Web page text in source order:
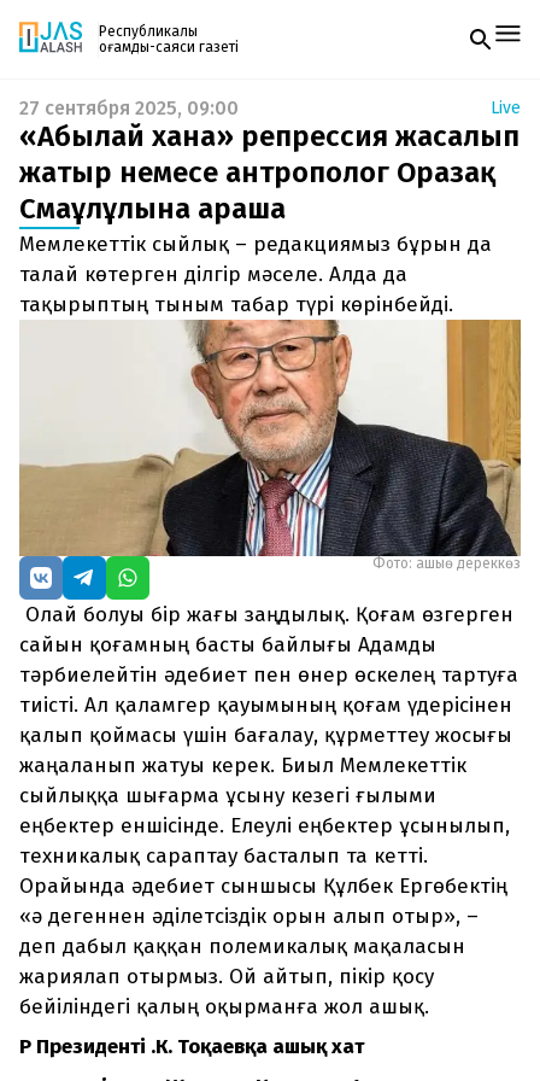
Республикалық
қоғамдық-саяси газеті
Жаңалықтар
Спорт
Live
Руханият
Аймақ
Архив
Заң және тәртіп
Редакциямен байланыс
zhasalash100@gmail.com
Газетке жазылу
PDF форматтағы газетті ай сайын электронды
поштаңызға алып отырыңыз. Жаңа нөмір
шыққан сәтте сізге бірден жіберіледі. Тек email
енгізіңіз, біз қалғанын өзіміз жібереміз.
27 сентября 2025, 09:00 Live
«Абылай ханға» репрессия жасалып
жатыр немесе антрополог Оразақ
Смағұлұлына араша
Мемлекеттік сыйлық – редакциямыз бұрын да
талай көтерген ділгір мәселе. Алда да
тақырыптың тыным табар түрі көрінбейді.
Фото: ашыө дереккөз
Олай болуы бір жағы заңдылық. Қоғам өзгерген
сайын қоғамның басты байлығы Адамды
тәрбиелейтін әдебиет пен өнер өскелең тартуға
тиісті. Ал қаламгер қауымының қоғам үдерісінен
қалып қоймасы үшін бағалау, құрметтеу жосығы
жаңаланып жатуы керек. Биыл Мемлекеттік
сыйлыққа шығарма ұсыну кезегі ғылыми
еңбектер еншісінде. Елеулі еңбектер ұсынылып,
техникалық сараптау басталып та кетті.
Орайында әдебиет сыншысы Құлбек Ергөбектің
«ә дегеннен әділетсіздік орын алып отыр», –
деп дабыл қаққан полемикалық мақаласын
жариялап отырмыз. Ой айтып, пікір қосу
бейіліндегі қалың оқырманға жол ашық.
ҚР Президенті .К. Тоқаевқа ашық хат